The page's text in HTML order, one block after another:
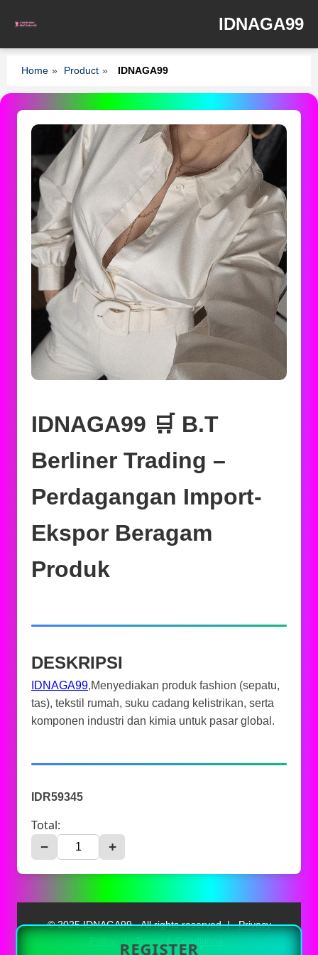
IDNAGA99
Home » Product » IDNAGA99
IDNAGA99 🛒 B.T
Berliner Trading –
Perdagangan Import-
Ekspor Beragam
Produk
DESKRIPSI
IDNAGA99,Menyediakan produk fashion (sepatu,
tas), tekstil rumah, suku cadang kelistrikan, serta
komponen industri dan kimia untuk pasar global.
IDR59345
Total:
− +
REGISTER
© 2025 IDNAGA99 - All rights reserved. | Privacy
Policy
Terms & Conditions